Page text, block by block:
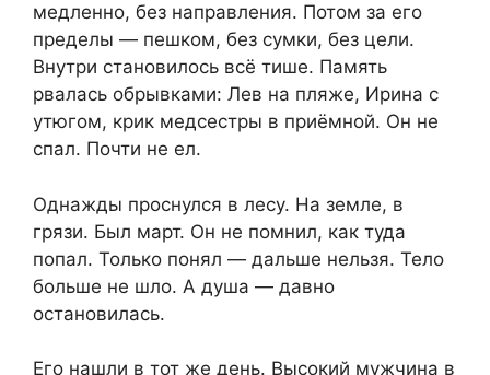
медленно, без направления. Потом за его
пределы — пешком, без сумки, без цели.
Внутри становилось всё тише. Память
рвалась обрывками: Лев на пляже, Ирина с
утюгом, крик медсестры в приёмной. Он не
спал. Почти не ел.
Однажды проснулся в лесу. На земле, в
грязи. Был март. Он не помнил, как туда
попал. Только понял — дальше нельзя. Тело
больше не шло. А душа — давно
остановилась.
Его нашли в тот же день. Высокий мужчина в